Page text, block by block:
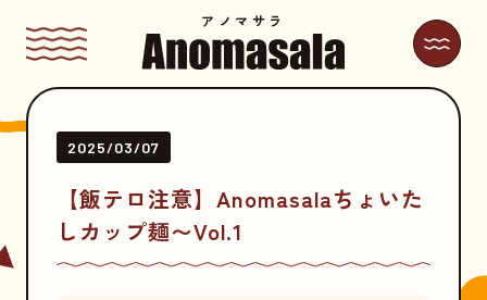
アノマサラ
2025/03/07
【飯テロ注意】Anomasalaちょいた
しカップ麺〜Vol.1